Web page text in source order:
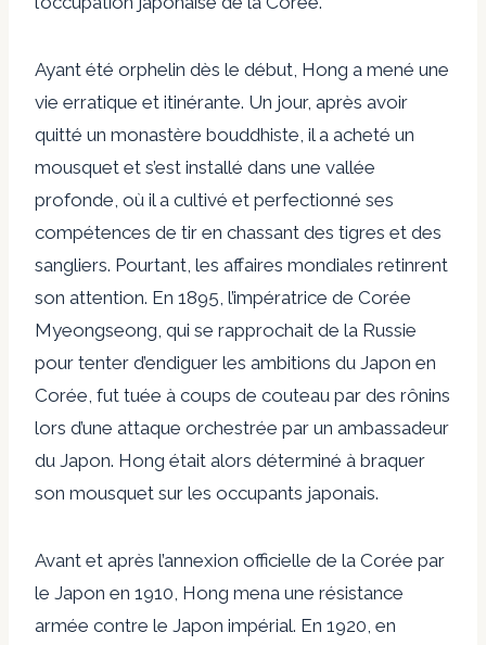
Ayant été orphelin dès le début, Hong a mené une
vie erratique et itinérante. Un jour, après avoir
quitté un monastère bouddhiste, il a acheté un
mousquet et s’est installé dans une vallée
profonde, où il a cultivé et perfectionné ses
compétences de tir en chassant des tigres et des
sangliers. Pourtant, les affaires mondiales retinrent
son attention. En 1895, l’impératrice de Corée
Myeongseong, qui se rapprochait de la Russie
pour tenter d’endiguer les ambitions du Japon en
Corée, fut tuée à coups de couteau par des rônins
lors d’une attaque orchestrée par un ambassadeur
du Japon. Hong était alors déterminé à braquer
son mousquet sur les occupants japonais.
Avant et après l’annexion officielle de la Corée par
le Japon en 1910, Hong mena une résistance
armée contre le Japon impérial. En 1920, en